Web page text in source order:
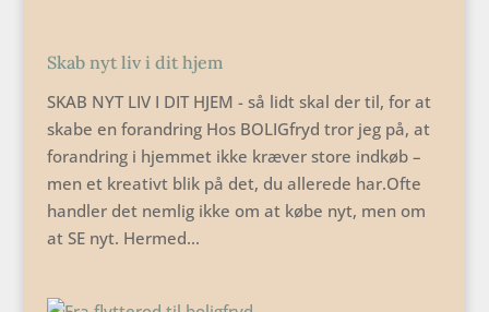
Skab nyt liv i dit hjem
SKAB NYT LIV I DIT HJEM - så lidt skal der til, for at
skabe en forandring Hos BOLIGfryd tror jeg på, at
forandring i hjemmet ikke kræver store indkøb –
men et kreativt blik på det, du allerede har.Ofte
handler det nemlig ikke om at købe nyt, men om
at SE nyt. Hermed...